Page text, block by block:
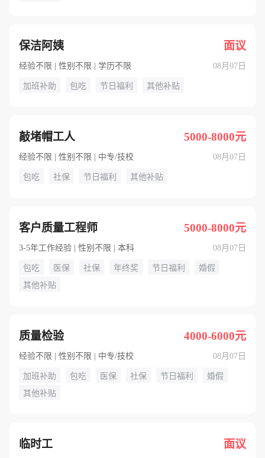
保洁阿姨 面议
经验不限 | 性别不限 | 学历不限 08月07日
加班补助 包吃 节日福利 其他补贴
敲堵帽工人 5000-8000元
经验不限 | 性别不限 | 中专/技校 08月07日
包吃 社保 节日福利 其他补贴
客户质量工程师 5000-8000元
3-5年工作经验 | 性别不限 | 本科 08月07日
包吃 医保 社保 年终奖 节日福利
婚假
其他补贴
质量检验 4000-6000元
经验不限 | 性别不限 | 中专/技校 08月07日
加班补助 包吃 医保 社保 节日福利
婚假
其他补贴
临时工 面议